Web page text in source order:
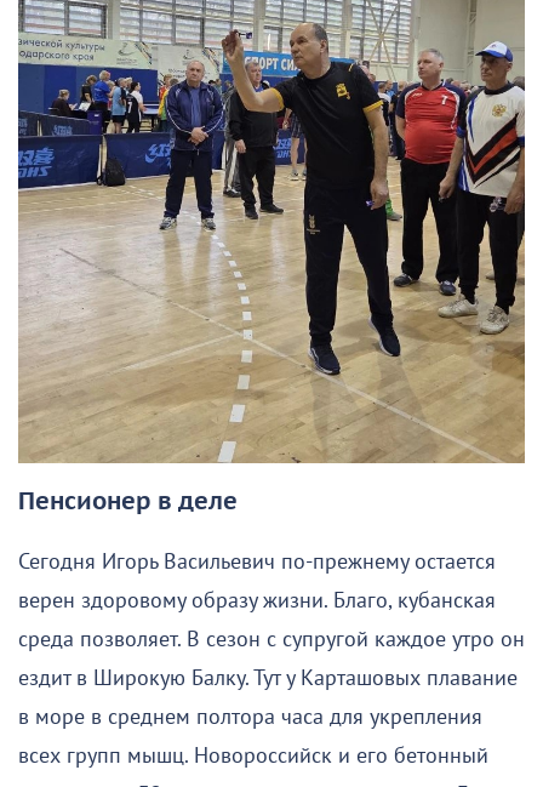
Пенсионер в деле
Сегодня Игорь Васильевич по-прежнему остается
верен здоровому образу жизни. Благо, кубанская
среда позволяет. В сезон с супругой каждое утро он
ездит в Широкую Балку. Тут у Карташовых плавание
в море в среднем полтора часа для укрепления
всех групп мышц. Новороссийск и его бетонный